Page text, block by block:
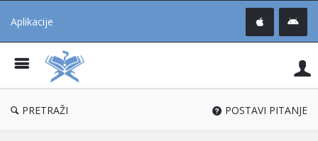
Aplikacije
®
PRETRAŽI POSTAVI PITANJE